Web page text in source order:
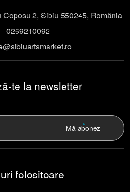
2, Sibiu 550245, România
0269210092
te la newsletter
Mă abonez
folositoare